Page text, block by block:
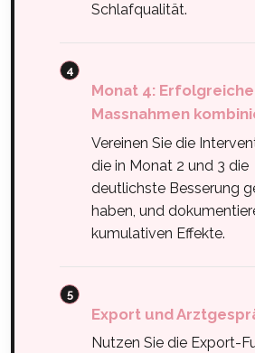
Schlafqualität.
Monat 4: Erfolgreiche
Massnahmen
Vereinen Sie die
die in Monat 2 und 3 die
deutlichste Besserung
haben, und
kumulativen Effekte.
Export und
Nutzen Sie die Export-